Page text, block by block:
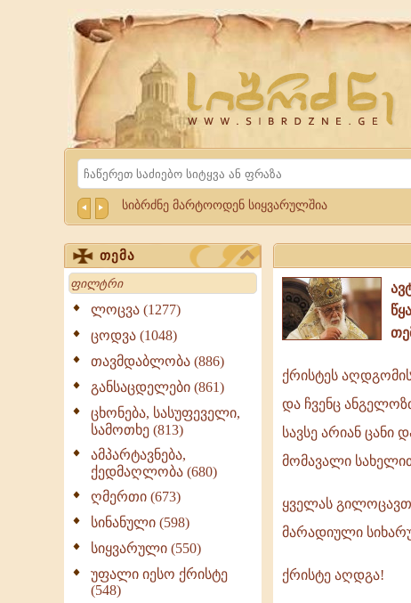
Website
Sibrdzne.ge
Search
სიბრძნე მარტოოდენ სიყვარულშია
თემა
Search
ლოცვა (1277)
ცოდვა (1048)
თავმდაბლობა (886)
განსაცდელები (861)
ცხონება, სასუფეველი,
სამოთხე (813)
ამპარტავნება,
ქედმაღლობა (680)
ღმერთი (673)
სინანული (598)
სიყვარული (550)
უფალი იესო ქრისტე
(548)
ქრისტეს
აღდგომის
მადლით,
სიხარულითა
სიყვარულით
შეერთდა
დღეს
ცა
და
ქრისტეს
და ჩვენც
სავსე არიან ცანი
მომავალი
ყველას გილოცავთ
მარადიული
ქრისტე აღდგა!